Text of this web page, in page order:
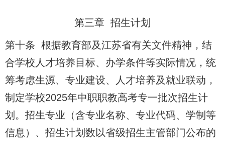
第三章 招生计划
第十条 根据教育部及江苏省有关文件精神，结
合学校人才培养目标、办学条件等实际情况，统
筹考虑生源、专业建设、人才培养及就业联动，
制定学校2025年中职职教高考专一批次招生计
划。招生专业（含专业名称、专业代码、学制等
信息）、招生计划数以省级招生主管部门公布的